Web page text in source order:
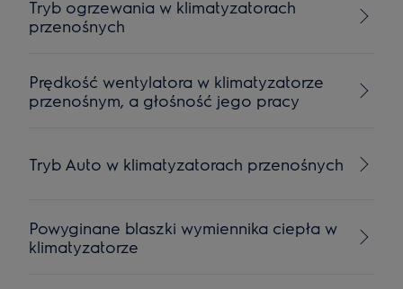
Tryb ogrzewania w klimatyzatorach
przenośnych
Prędkość wentylatora w klimatyzatorze
przenośnym, a głośność jego pracy
Tryb Auto w klimatyzatorach przenośnych
Powyginane blaszki wymiennika ciepła w
klimatyzatorze